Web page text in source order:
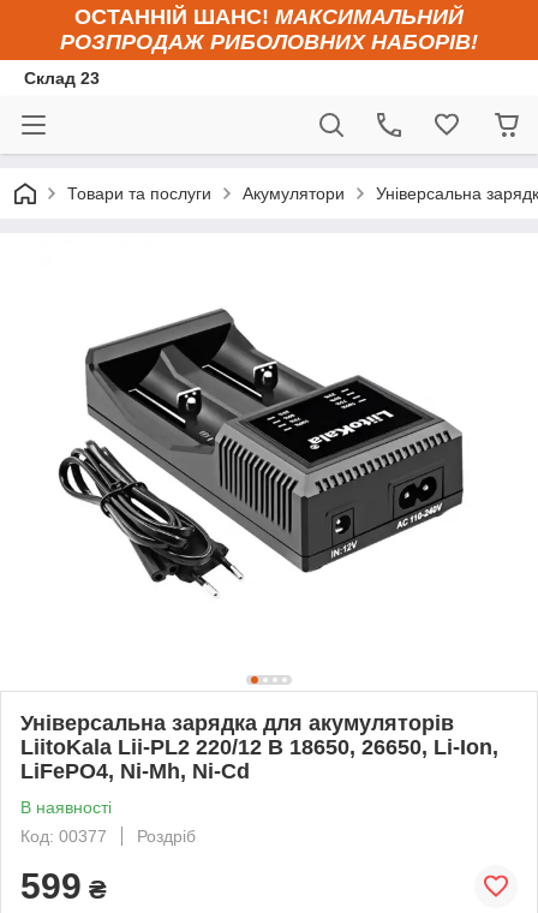
ОСТАННІЙ ШАНС! МАКСИМАЛЬНИЙ
РОЗПРОДАЖ РИБОЛОВНИХ НАБОРІВ!
Склад 23
Товари та послуги Акумулятори Універсальна
Універсальна зарядка для акумуляторів
LiitoKala Lii-PL2 220/12 В 18650, 26650, Li-Ion,
LiFePO4, Ni-Mh, Ni-Cd
В наявності
Код: 00377
Роздріб
599 ₴